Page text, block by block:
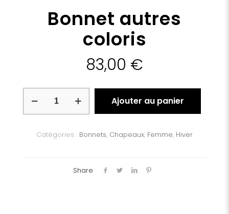
Bonnet autres
coloris
83,00 €
coloris
Ajouter au panier
Catégories : Bonnets, Chapeaux, Femme, Hiver
Share